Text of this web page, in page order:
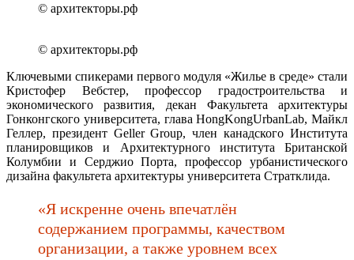
© архитекторы.рф
© архитекторы.рф
Ключевыми спикерами первого модуля «Жилье в среде» стали
Кристофер Вебстер, профессор градостроительства и
экономического развития, декан Факультета архитектуры
Гонконгского университета, глава HongKongUrbanLab, Майкл
Геллер, президент Geller Group, член канадского Института
планировщиков и Архитектурного института Британской
Колумбии и Серджио Порта, профессор урбанистического
дизайна факультета архитектуры университета Стратклида.
«Я искренне очень впечатлён
содержанием программы, качеством
организации, а также уровнем всех